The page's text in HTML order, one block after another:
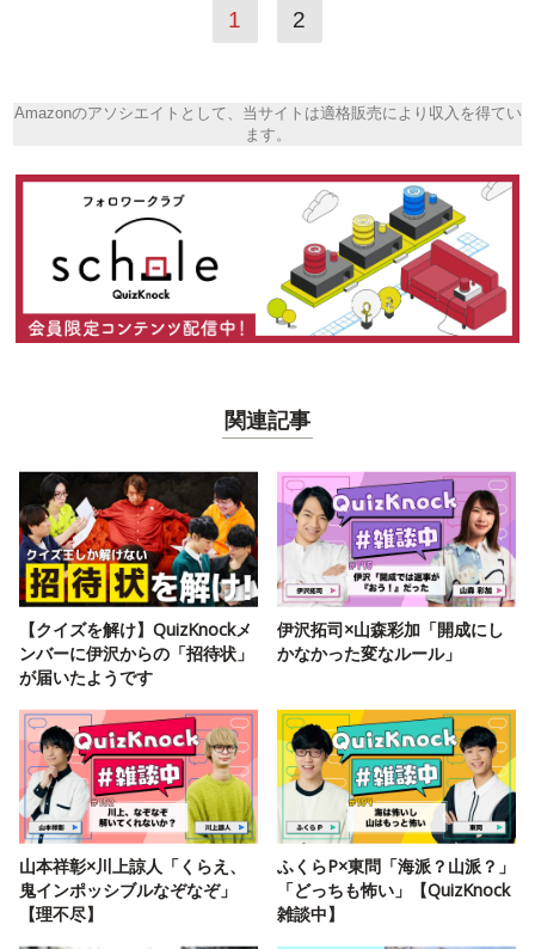
1 2
Amazonのアソシエイトとして、当サイトは適格販売により収入を得てい
ます。
関連記事
【クイズを解け】QuizKnockメ
ンバーに伊沢からの「招待状」
が届いたようです
伊沢拓司×山森彩加「開成にし
かなかった変なルール」
山本祥彰×川上諒人「くらえ、
鬼インポッシブルなぞなぞ」
【理不尽】
ふくらP×東問「海派？山派？」
「どっちも怖い」【QuizKnock
雑談中】